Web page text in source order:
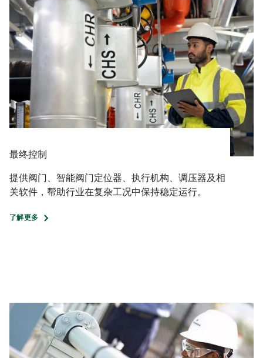
最终控制
提供阀门、智能阀门定位器、执行机构、调压器及相
关软件，帮助行业在复杂工况中保持稳定运行。
了解更多